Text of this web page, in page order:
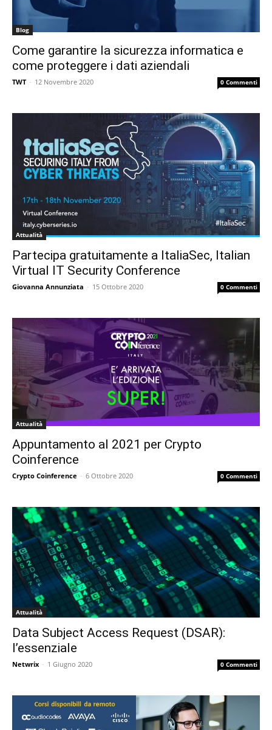
Blog
Come garantire la sicurezza informatica e
come proteggere i dati aziendali
TWT - 12 Novembre 2020 0 Commenti
Attualità
Partecipa gratuitamente a ItaliaSec, Italian
Virtual IT Security Conference
Giovanna Annunziata - 15 Ottobre 2020 0 Commenti
Attualità
Appuntamento al 2021 per Crypto
Coinference
Crypto Coinference - 6 Ottobre 2020 0 Commenti
Attualità
Data Subject Access Request (DSAR):
l’essenziale
Netwrix - 1 Giugno 2020 0 Commenti